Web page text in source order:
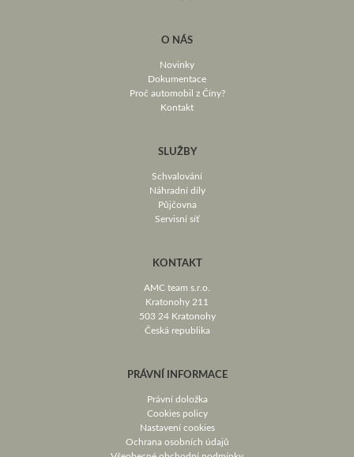
O NÁS
Novinky
Dokumentace
Proč automobil z Číny?
Kontakt
SLUŽBY
Schvalování
Náhradní díly
Půjčovna
Servisní síť
KONTAKT
AMC team s.r.o.
Kratonohy 211
503 24 Kratonohy
Česká republika
PRÁVNÍ INFORMACE
Právní doložka
Cookies policy
Nastavení cookies
Ochrana osobních údajů